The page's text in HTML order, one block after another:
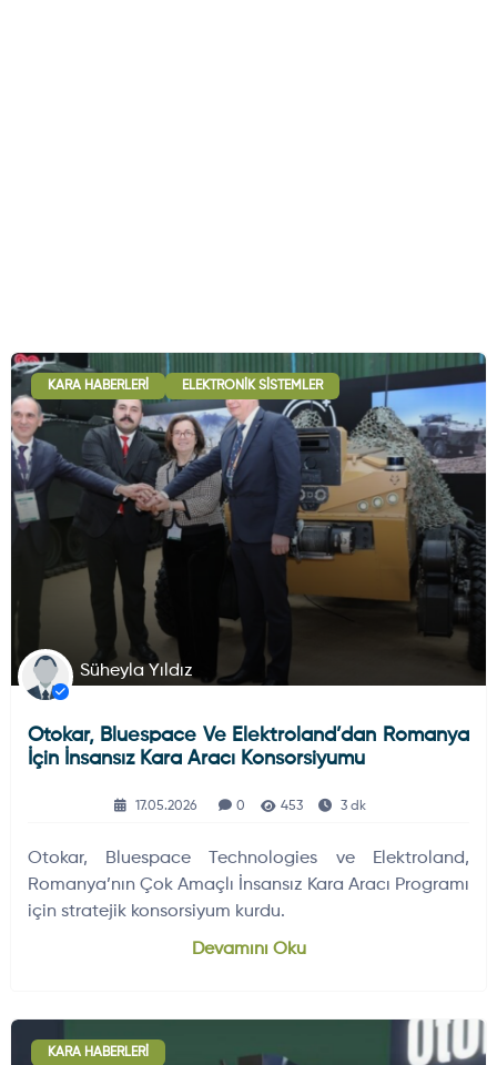
KARA HABERLERI ELEKTRONIK SISTEMLER
Süheyla Yıldız
Otokar, Bluespace Ve Elektroland’dan Romanya
İçin İnsansız Kara Aracı Konsorsiyumu
17.05.2026 0 453 3 dk
Otokar, Bluespace Technologies ve Elektroland,
Romanya’nın Çok Amaçlı İnsansız Kara Aracı Programı
için stratejik konsorsiyum kurdu.
Devamını Oku
KARA HABERLERI